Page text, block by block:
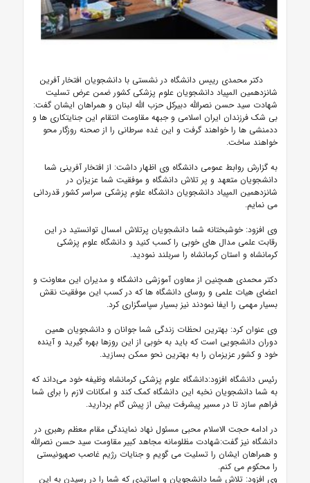
دکتر محمدی رییس دانشگاه در نشستی با دانشجویان افتخار آفرین
شانزدهمین المپیاد دانشجویان علوم پزشکی کشور ضمن عرض تسلیت
شهادت سید حسن نصرالله دبیرکل حزب الله لبنان و همراهان ایشان گفت:
بی شک فرزندان ایران اسلامی و جبهه مقاومت انتقام این جنایتکاری ها و
ددمنشی ها را خواهند گرفت و این غده سرطانی را از صحنه روزگار محو
خواهند ساخت.
به گزارش روابط عمومی دانشگاه وی اظهار داشت: از افتخار آفرینی شما
دانشجویان متعهد و پر تلاش دانشگاه و موفقیت شما عزیزان در
شانزدهمین المپیاد دانشجویان دانشگاه علوم پزشکی سراسر کشور قدردانی
می نمایم.
وی افزود: خوشبختانه شما دانشجویان پرتلاش امسال توانستید در این
رقابت علمی مدال های خوبی را کسب کنید و دانشگاه علوم پزشکی
کرمانشاه و استان کرمانشاه را سربلند نمودید.
دکتر محمدی همچنین از معاون آموزشی دانشگاه و مدیران این معاونت و
اعضای هیات علمی و روسای دانشگاه ها که در کسب این موفقیت نقش
بسیار مهمی را ایفا نمودند نیز بسیار سپاسگزاری کرد.
وی عنوان کرد: بهترین لحظات زندگی شما جوانان و دانشجویان همین
دوران دانشجویی است که باید به خوبی از این روزها بهره گیرید و آینده
خود و کشور عزیزمان را به بهترین نحو ممکن بسازید.
رئیس دانشگاه افزود:دانشگاه علوم پزشکی کرمانشاه وظیفه خود می‌داند که
به شما دانشجویان نخبه این دانشگاه کمک کند و امکانات لازم را برای شما
فراهم سازد تا در مسیر پیشرفت بیش از پیش گام بردارید.
در ادامه حجت الاسلام محبی مسئول نهاد نمایندگی مقام معظم رهبری در
دانشگاه نیز گفت:شهادت مظلومانه مجاهد کبیر مقاومت سید حسن نصرالله
و همراهان ایشان را تسلیت می گویم و جنایات رژیم غاصب صهیونیستی
را محکوم می کنم.
وی افزود: تلاش شما دانشجویان و اساتیدی که شما را در رسیدن به این